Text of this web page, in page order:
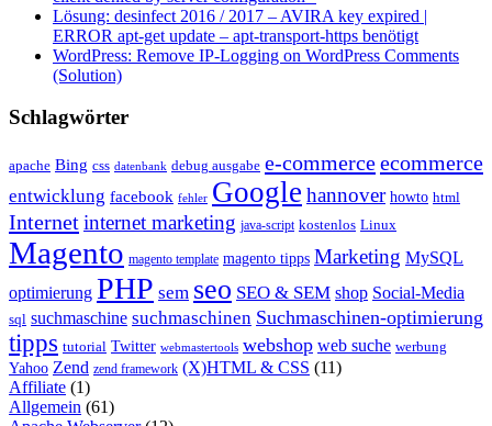
Lösung: desinfect 2016 / 2017 – AVIRA key expired |
ERROR apt-get update – apt-transport-https benötigt
WordPress: Remove IP-Logging on WordPress Comments
(Solution)
Schlagwörter
apache Bing css datenbank debug ausgabe e-commerceecommerce
entwicklung facebook fehler Google hannover howto html
Internetinternet marketing java-script kostenlos Linux
Magento magento template magento tipps Marketing MySQL
optimierung PHP sem seo SEO & SEM shop Social-Media
sql suchmaschine suchmaschinen Suchmaschinen-optimierung
tipps tutorial Twitter webmastertools webshop web suche werbung
Yahoo Zend zend framework (X)HTML & CSS (11)
Affiliate (1)
Allgemein (61)